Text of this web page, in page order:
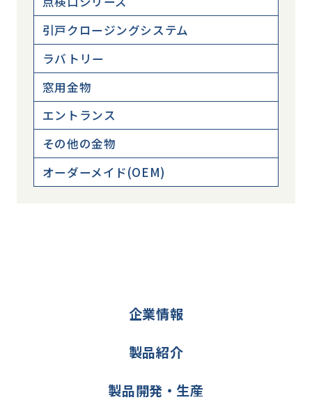
引戸クロージングシステム
ラバトリー
窓用金物
エントランス
その他の金物
オーダーメイド(OEM)
企業情報
製品紹介
製品開発・生産